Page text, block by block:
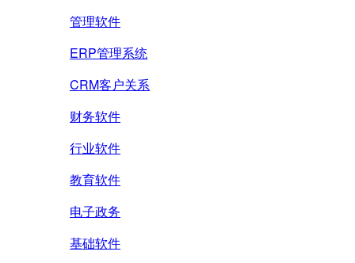
管理软件
ERP管理系统
CRM客户关系
财务软件
行业软件
教育软件
电子政务
基础软件